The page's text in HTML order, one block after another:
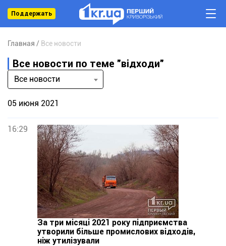
Поддержать
Главная Все новости
Все новости по теме "відходи"
Все новости
05 июня 2021
16:29
За три місяці 2021 року підприємства
утворили більше промислових відходів,
ніж утилізували